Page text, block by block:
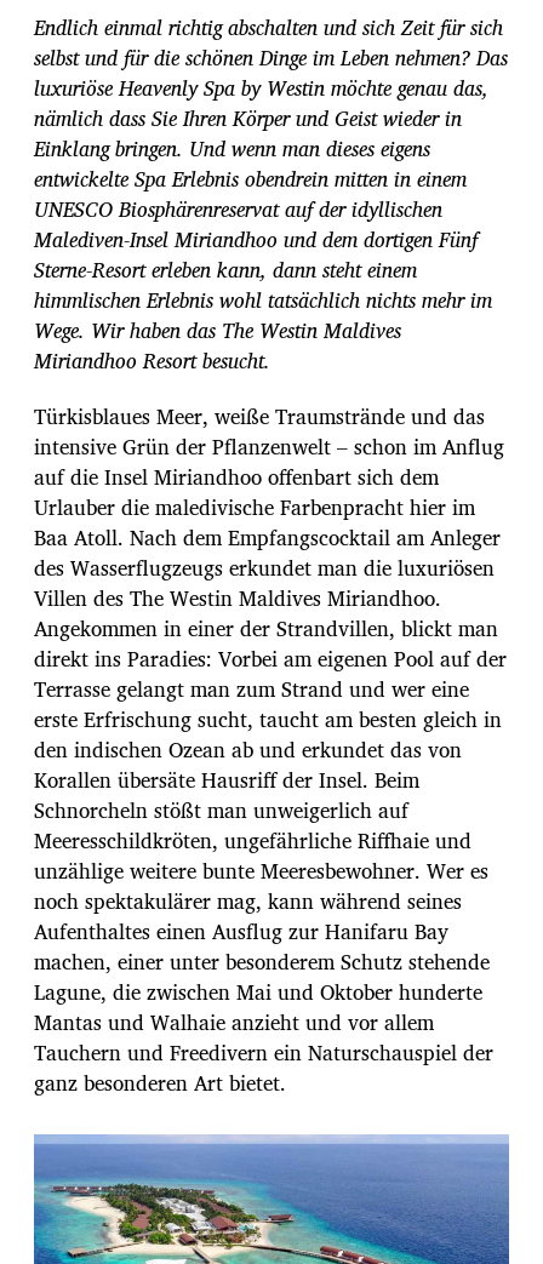
t
r
a
g
s
d
a
t
u
m
Endlich einmal richtig abschalten und sich Zeit für sich
selbst und für die schönen Dinge im Leben nehmen? Das
luxuriöse Heavenly Spa by Westin möchte genau das,
nämlich dass Sie Ihren Körper und Geist wieder in
Einklang bringen. Und wenn man dieses eigens
entwickelte Spa Erlebnis obendrein mitten in einem
UNESCO Biosphärenreservat auf der idyllischen
Malediven-Insel Miriandhoo und dem dortigen Fünf
Sterne-Resort erleben kann, dann steht einem
himmlischen Erlebnis wohl tatsächlich nichts mehr im
Wege. Wir haben das The Westin Maldives
Miriandhoo Resort besucht.
Türkisblaues Meer, weiße Traumstrände und das
intensive Grün der Pflanzenwelt – schon im Anflug
auf die Insel Miriandhoo offenbart sich dem
Urlauber die maledivische Farbenpracht hier im
Baa Atoll. Nach dem Empfangscocktail am Anleger
des Wasserflugzeugs erkundet man die luxuriösen
Villen des The Westin Maldives Miriandhoo.
Angekommen in einer der Strandvillen, blickt man
direkt ins Paradies: Vorbei am eigenen Pool auf der
Terrasse gelangt man zum Strand und wer eine
erste Erfrischung sucht, taucht am besten gleich in
den indischen Ozean ab und erkundet das von
Korallen übersäte Hausriff der Insel. Beim
Schnorcheln stößt man unweigerlich auf
Meeresschildkröten, ungefährliche Riffhaie und
unzählige weitere bunte Meeresbewohner. Wer es
noch spektakulärer mag, kann während seines
Aufenthaltes einen Ausflug zur Hanifaru Bay
machen, einer unter besonderem Schutz stehende
Lagune, die zwischen Mai und Oktober hunderte
Mantas und Walhaie anzieht und vor allem
Tauchern und Freedivern ein Naturschauspiel der
ganz besonderen Art bietet.